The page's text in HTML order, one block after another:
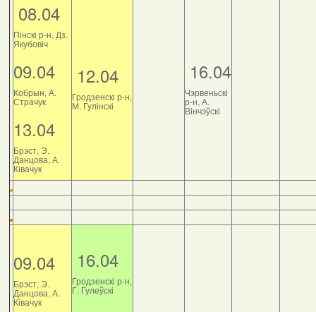
08.04
Пінскі р-н, Дз.
Якубовіч
09.04
Кобрын, А.
Страчук
13.04
Брэст, Э.
Данцова, А.
Ківачук
12.04
Гродзенскі р-н,
М. Гулінскі
16.04
Чэрвеньскі
р-н, А.
Вінчэўскі
09.04
Брэст, Э.
Данцова, А.
Ківачук
16.04
Гродзенскі р-н,
Г. Гулеўскі